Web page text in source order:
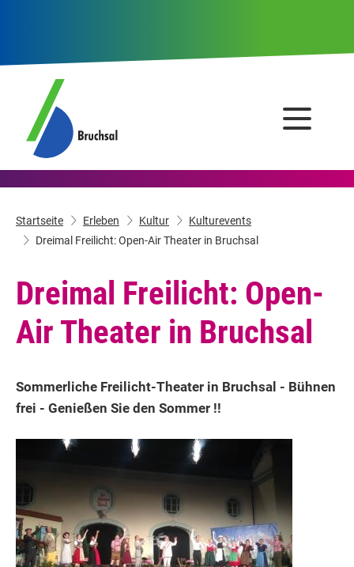
Startseite Erleben Kultur
Kulturevents
Dreimal Freilicht: Open-Air Theater in Bruchsal
Dreimal Freilicht: Open-
Air Theater in Bruchsal
Sommerliche Freilicht-Theater in Bruchsal - Bühnen
frei - Genießen Sie den Sommer !!